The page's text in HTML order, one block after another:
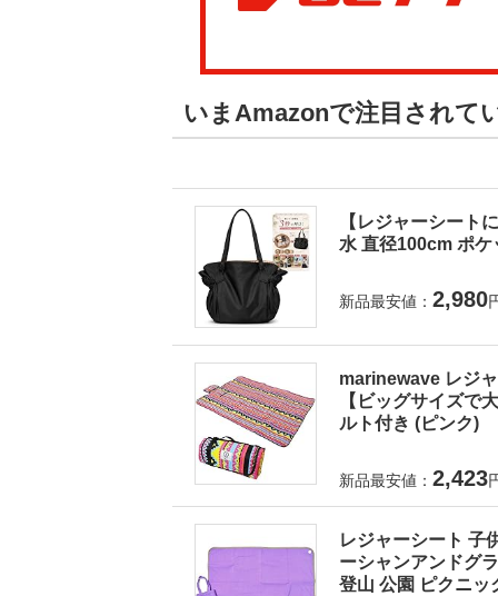
いまAmazonで注目されて
【レジャーシート
水 直径100cm ポ
新品最安値： 2,980
marinewave レジ
【ビッグサイズで
ルト付き (ピンク)
新品最安値： 2,423
レジャーシート 子
ーシャンアンドグ
登山 公園 ピクニッ